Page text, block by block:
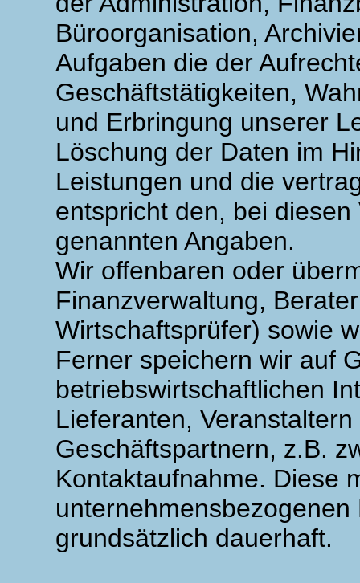
Büroorganisation,
Aufgaben die der
Geschäftstätigkeiten,
und Erbringung unserer
Löschung der Daten im
Leistungen und die
entspricht den, bei
genannten Angaben.
Wir offenbaren oder
Finanzverwaltung,
Wirtschaftsprüfer) sowie
Ferner speichern wir auf
betriebswirtschaftlichen
Lieferanten,
Geschäftspartnern, z.B.
Kontaktaufnahme. Diese
grundsätzlich dauerhaft.